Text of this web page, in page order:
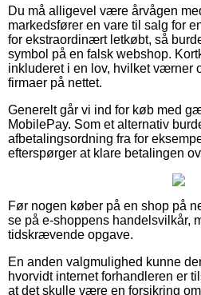
Du må alligevel være årvågen
markedsfører en vare til salg for
for ekstraordinært letkøbt, så
symbol på en falsk webshop.
inkluderet i en lov, hvilket værner
firmaer på nettet.
Generelt går vi ind for køb med
MobilePay. Som et alternativ
afbetalingsordning fra for
efterspørger at klare betalingen
Før nogen køber på en shop på
se på e-shoppens handelsvilkår,
tidskrævende opgave.
En anden valgmulighed kunne
hvorvidt internet forhandleren er
at det skulle være en forsikring